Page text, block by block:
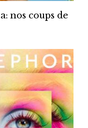
nos coups de